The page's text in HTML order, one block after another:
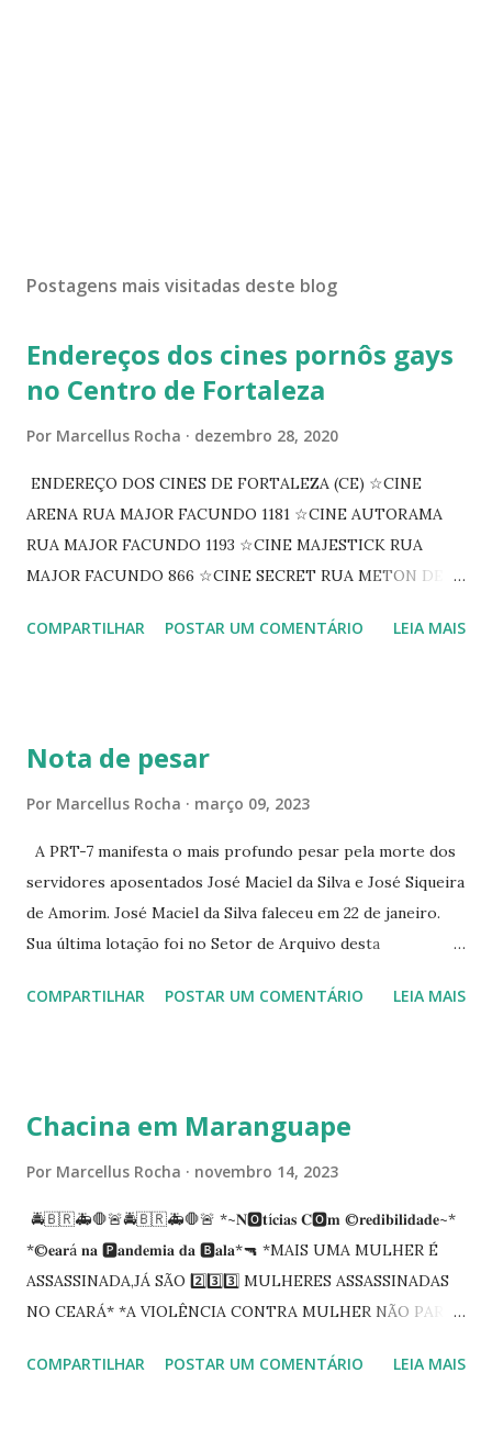
Postagens mais visitadas deste blog
Endereços dos cines pornôs gays
no Centro de Fortaleza
Por Marcellus Rocha dezembro 28, 2020
ENDEREÇO DOS CINES DE FORTALEZA (CE) ☆CINE
ARENA RUA MAJOR FACUNDO 1181 ☆CINE AUTORAMA
RUA MAJOR FACUNDO 1193 ☆CINE MAJESTICK RUA
MAJOR FACUNDO 866 ☆CINE SECRET RUA METON DE
PEIXOTO 1307 ☆CINE IRIS RUA FLORIANO PEIXOTO 1206
☆CINE VIP CLUBE RUA 24 DE MAIO 825 ☆CINE ECLIPSE
COMPARTILHAR POSTAR UM COMENTÁRIO LEIA MAIS
Nota de pesar
Por Marcellus Rocha março 09, 2023
A PRT-7 manifesta o mais profundo pesar pela morte dos
servidores aposentados José Maciel da Silva e José Siqueira
de Amorim. José Maciel da Silva faleceu em 22 de janeiro.
Sua última lotação foi no Setor de Arquivo desta
Siqueira Amorim faleceu em 28 de fevereiro e encerrou a
enquanto atuaram nesta instituição.
COMPARTILHAR POSTAR UM COMENTÁRIO LEIA MAIS
Chacina em Maranguape
Por Marcellus Rocha novembro 14, 2023
🚔🇧🇷🚑🛑🚨🚔🇧🇷🚑🛑🚨 *~𝐍🅾️𝐭í𝐜𝐢𝐚𝐬 𝐂🅾️𝐦 ©️𝐫𝐞𝐝𝐢𝐛𝐢𝐥𝐢𝐝𝐚𝐝𝐞~*
*©️𝐞𝐚𝐫á 𝐧𝐚 🅿️𝐚𝐧𝐝𝐞𝐦𝐢𝐚 𝐝𝐚 🅱️𝐚𝐥𝐚*🔫 *MAIS UMA MULHER É
ASSASSINADA,JÁ SÃO 2️⃣3️⃣3️⃣ MULHERES ASSASSINADAS
NO CEARÁ* *A VIOLÊNCIA CONTRA MULHER NÃO PARA
informações quarto pessoas foram executadas no Distrito
COMPARTILHAR POSTAR UM COMENTÁRIO LEIA MAIS